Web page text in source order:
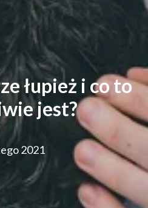
łupież i co to
jest?
2021